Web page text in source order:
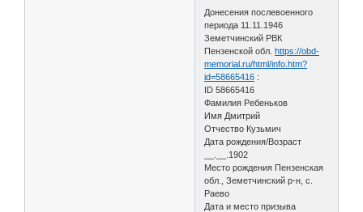
Донесения послевоенного
периода 11.11.1946
Земетчинский РВК
Пензенской обл.https://obd-
memorial.ru/html/info.htm?
id=58665416 :
ID 58665416
Фамилия Ребеньков
Имя Дмитрий
Отчество Кузьмич
Дата рождения/Возраст
__.__.1902
Место рождения Пензенская
обл., Земетчинский р-н, с.
Раево
Дата и место призыва